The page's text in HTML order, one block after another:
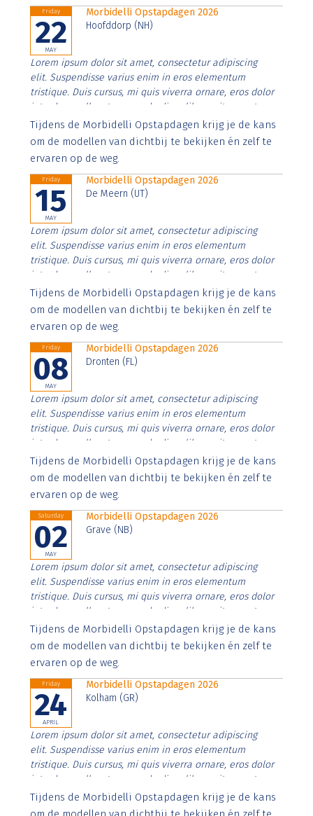
Friday
22
MAY
Morbidelli Opstapdagen 2026
Hoofddorp (NH)
Lorem ipsum dolor sit amet, consectetur adipiscing
elit. Suspendisse varius enim in eros elementum
tristique. Duis cursus, mi quis viverra ornare, eros dolor
interdum nulla, ut commodo diam libero vitae erat.
Aenean faucibus nibh et justo cursus id rutrum lorem
imperdiet. Nunc ut sem vitae risus tristique posuere.
Tijdens de Morbidelli Opstapdagen krijg je de kans
om de modellen van dichtbij te bekijken én zelf te
ervaren op de weg.
Friday
15
MAY
Morbidelli Opstapdagen 2026
De Meern (UT)
Lorem ipsum dolor sit amet, consectetur adipiscing
elit. Suspendisse varius enim in eros elementum
tristique. Duis cursus, mi quis viverra ornare, eros dolor
interdum nulla, ut commodo diam libero vitae erat.
Aenean faucibus nibh et justo cursus id rutrum lorem
imperdiet. Nunc ut sem vitae risus tristique posuere.
Tijdens de Morbidelli Opstapdagen krijg je de kans
om de modellen van dichtbij te bekijken én zelf te
ervaren op de weg.
Friday
08
MAY
Morbidelli Opstapdagen 2026
Dronten (FL)
Lorem ipsum dolor sit amet, consectetur adipiscing
elit. Suspendisse varius enim in eros elementum
tristique. Duis cursus, mi quis viverra ornare, eros dolor
interdum nulla, ut commodo diam libero vitae erat.
Aenean faucibus nibh et justo cursus id rutrum lorem
imperdiet. Nunc ut sem vitae risus tristique posuere.
Tijdens de Morbidelli Opstapdagen krijg je de kans
om de modellen van dichtbij te bekijken én zelf te
ervaren op de weg.
Saturday
02
MAY
Morbidelli Opstapdagen 2026
Grave (NB)
Lorem ipsum dolor sit amet, consectetur adipiscing
elit. Suspendisse varius enim in eros elementum
tristique. Duis cursus, mi quis viverra ornare, eros dolor
interdum nulla, ut commodo diam libero vitae erat.
Aenean faucibus nibh et justo cursus id rutrum lorem
imperdiet. Nunc ut sem vitae risus tristique posuere.
Tijdens de Morbidelli Opstapdagen krijg je de kans
om de modellen van dichtbij te bekijken én zelf te
ervaren op de weg.
Friday
24
APRIL
Morbidelli Opstapdagen 2026
Kolham (GR)
Lorem ipsum dolor sit amet, consectetur adipiscing
elit. Suspendisse varius enim in eros elementum
tristique. Duis cursus, mi quis viverra ornare, eros dolor
interdum nulla, ut commodo diam libero vitae erat.
Aenean faucibus nibh et justo cursus id rutrum lorem
imperdiet. Nunc ut sem vitae risus tristique posuere.
Tijdens de Morbidelli Opstapdagen krijg je de kans